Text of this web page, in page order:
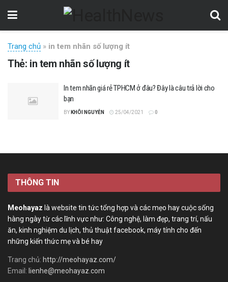
Trang chủ » in tem nhãn số lượng ít
Thẻ: in tem nhãn số lượng ít
In tem nhãn giá rẻ TPHCM ở đâu? Đây là câu trả lời cho
bạn
BY KHÔI NGUYỄN 25/04/2021 0
THÔNG TIN
Meohayaz là website tin tức tổng hợp và các mẹo hay cuộc sống
hàng ngày từ các lĩnh vực như: Công nghệ, làm đẹp, trang trí, nấu
ăn, kinh nghiệm du lịch, thủ thuật facebook, máy tính cho đến
những kiến thức mẹ và bé hay
Trang chủ: http://meohayaz.com/
Email: lienhe@meohayaz.com